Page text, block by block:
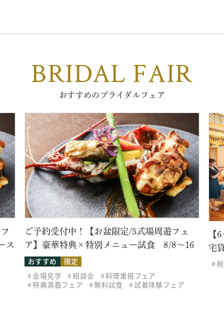
BRIDAL FAIR
おすすめのブライダルフェア
ス
ご予約受付中！【お盆限定/5式場周遊フェ
ア】豪華特典×特別メニュー試食 8/8～16
おすすめ
限定
会場見学
相談会
料理重視フェア
特典満載フェア
無料試食 試着体験フェア
【
宅